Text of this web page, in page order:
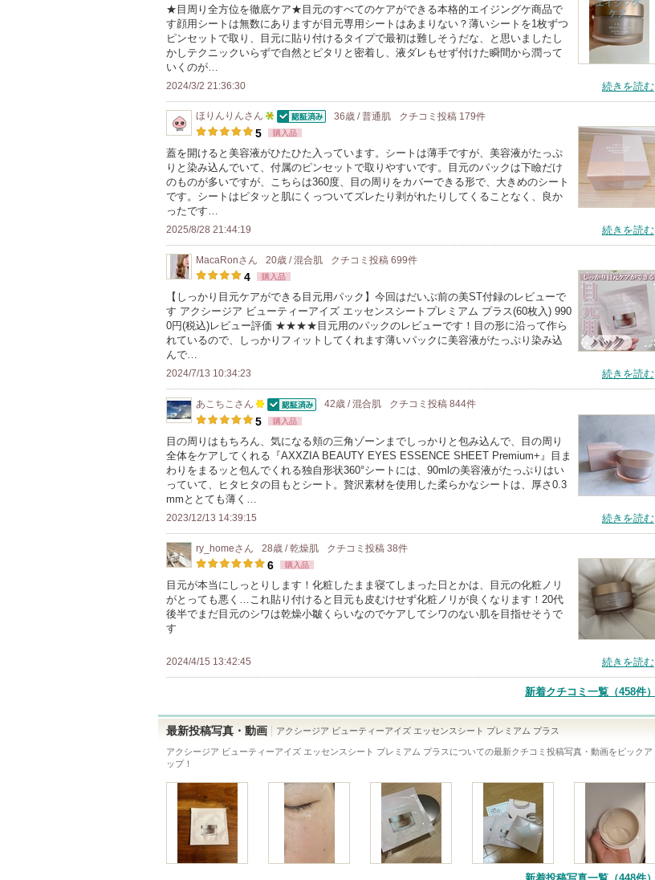
★目周り全方位を徹底ケア★目元のすべてのケアができる本格的エイジングケ商品で
す顔用シートは無数にありますが目元専用シートはあまりない？薄いシートを1枚ずつ
ピンセットで取り、目元に貼り付けるタイプで最初は難しそうだな、と思いましたし
かしテクニックいらずで自然とピタリと密着し、液ダレもせず付けた瞬間から潤って
いくのが…
2024/3/2 21:36:30 続きを読む
ほりんりんさん
5
人
以
上
ン
バ
ー
に
お
気
り
登
録
さ
れ
ま
す
認証済
36歳 / 普通肌 クチコミ投稿 179件
5 購入品
蓋を開けると美容液がひたひた入っています。シートは薄手ですが、美容液がたっぷ
りと染み込んでいて、付属のピンセットで取りやすいです。目元のパックは下瞼だけ
のものが多いですが、こちらは360度、目の周りをカバーできる形で、大きめのシート
です。シートはピタッと肌にくっついてズレたり剥がれたりしてくることなく、良か
ったです…
2025/8/28 21:44:19 続きを読む
MacaRonさん 20歳 / 混合肌 クチコミ投稿 699件
4 購入品
【しっかり目元ケアができる目元用パック】今回はだいぶ前の美ST付録のレビューで
す アクシージア ビューティーアイズ エッセンスシートプレミアム プラス(60枚入) 990
0円(税込)レビュー評価 ★★★★目元用のパックのレビューです！目の形に沿って作ら
れているので、しっかりフィットしてくれます薄いパックに美容液がたっぷり染み込
んで…
2024/7/13 10:34:23 続きを読む
あこちこ さん
100
以
上
ン
バ
ー
に
お
録
認証済
42歳 / 混合肌 クチコミ投稿 844件
5 購入品
目の周りはもちろん、気になる頬の三角ゾーンまでしっかりと包み込んで、目の周り
全体をケアしてくれる『AXXZIA BEAUTY EYES ESSENCE SHEET Premium+』目ま
わりをまるッと包んでくれる独自形状360°シートには、90mlの美容液がたっぷりはい
っていて、ヒタヒタの目もとシート。贅沢素材を使用した柔らかなシートは、厚さ0.3
mmととても薄く…
2023/12/13 14:39:15 続きを読む
ry_homeさん 28歳 / 乾燥肌 クチコミ投稿 38件
6 購入品
目元が本当にしっとりします！化粧したまま寝てしまった日とかは、目元の化粧ノリ
がとっても悪く…これ貼り付けると目元も皮むけせず化粧ノリが良くなります！20代
後半でまだ目元のシワは乾燥小皺くらいなのでケアしてシワのない肌を目指せそうで
す
2024/4/15 13:42:45 続きを読む
新着クチコミ一覧 （458件）
最新投稿写真・動画 アクシージア ビューティーアイズ エッセンスシート プレミアム プラス
アクシージア ビューティーアイズ エッセンスシート プレミアム プラス についての最新クチコミ投稿写真・動画をピックア
ップ！